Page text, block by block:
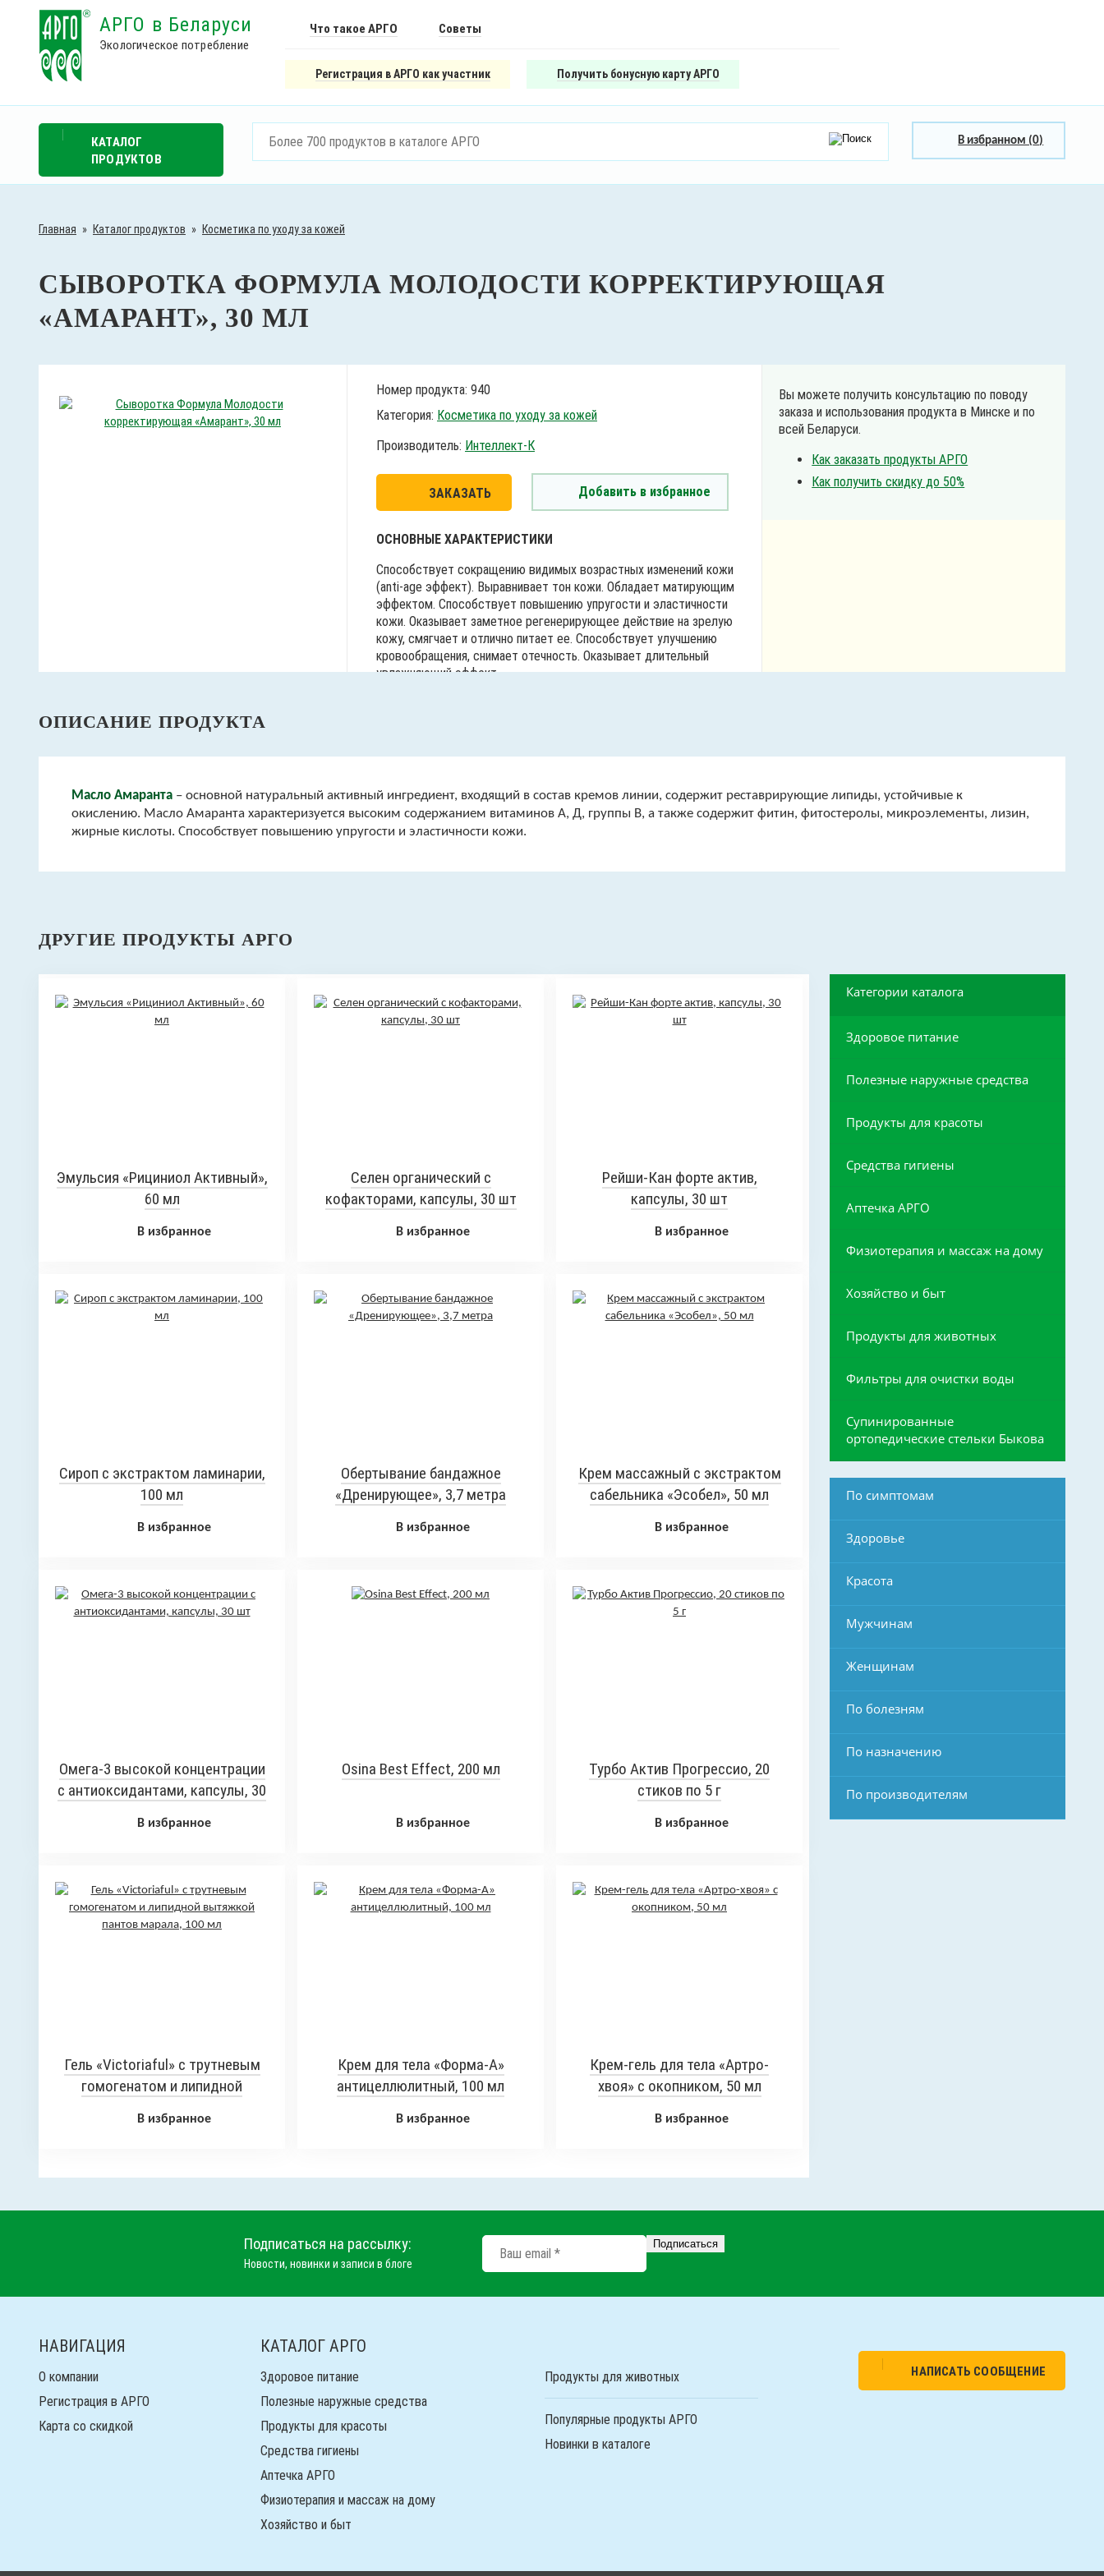
АРГО в Беларуси
Экологическое потребление
Что такое АРГО Советы
Регистрация в АРГО как участник Получить бонусную карту АРГО
КАТАЛОГ
ПРОДУКТОВ
В избранном (0)
Главная » Каталог продуктов » Косметика по уходу за кожей
СЫВОРОТКА ФОРМУЛА МОЛОДОСТИ КОРРЕКТИРУЮЩАЯ
«АМАРАНТ», 30 МЛ
Номер продукта: 940
Категория: Косметика по уходу за кожей
Производитель: Интеллект-К
ЗАКАЗАТЬ Добавить в избранное
ОСНОВНЫЕ ХАРАКТЕРИСТИКИ
Способствует сокращению видимых возрастных изменений кожи
(anti-age эффект). Выравнивает тон кожи. Обладает матирующим
эффектом. Способствует повышению упругости и эластичности
кожи. Оказывает заметное регенерирующее действие на зрелую
кожу, смягчает и отлично питает ее. Способствует улучшению
кровообращения, снимает отечность. Оказывает длительный
увлажняющий эффект.
Вы можете получить консультацию по поводу
заказа и использования продукта в Минске и по
всей Беларуси.
Как заказать продукты АРГО
Как получить скидку до 50%
ОПИСАНИЕ ПРОДУКТА
Масло Амаранта – основной натуральный активный ингредиент, входящий в состав кремов линии, содержит реставрирующие липиды, устойчивые к
окислению. Масло Амаранта характеризуется высоким содержанием витаминов А, Д, группы В, а также содержит фитин, фитостеролы, микроэлементы, лизин,
жирные кислоты. Способствует повышению упругости и эластичности кожи.
ДРУГИЕ ПРОДУКТЫ АРГО
Эмульсия «Рициниол Активный»,
60 мл
В избранное
Селен органический с
кофакторами, капсулы, 30 шт
В избранное
Рейши-Кан форте актив,
капсулы, 30 шт
В избранное
Сироп с экстрактом ламинарии,
100 мл
В избранное
Обертывание бандажное
«Дренирующее», 3,7 метра
В избранное
Крем массажный с экстрактом
сабельника «Эсобел», 50 мл
В избранное
Омега-3 высокой концентрации
с антиоксидантами, капсулы, 30
В избранное
Osina Best Effect, 200 мл
В избранное
Турбо Актив Прогрессио, 20
стиков по 5 г
В избранное
Гель «Victoriaful» с трутневым
гомогенатом и липидной
В избранное
Крем для тела «Форма-А»
антицеллюлитный, 100 мл
В избранное
Крем-гель для тела «Артро-
хвоя» с окопником, 50 мл
В избранное
Категории каталога
Здоровое питание
Полезные наружные средства
Продукты для красоты
Средства гигиены
Аптечка АРГО
Физиотерапия и массаж на дому
Хозяйство и быт
Продукты для животных
Фильтры для очистки воды
Супинированные
ортопедические стельки Быкова
По симптомам
Здоровье
Красота
Мужчинам
Женщинам
По болезням
По назначению
По производителям
Подписаться на рассылку:
Новости, новинки и записи в блоге
НАВИГАЦИЯ
О компании
Регистрация в АРГО
Карта со скидкой
КАТАЛОГ АРГО
Здоровое питание
Полезные наружные средства
Продукты для красоты
Средства гигиены
Аптечка АРГО
Физиотерапия и массаж на дому
Хозяйство и быт
Продукты для животных
Популярные продукты АРГО
Новинки в каталоге
НАПИСАТЬ СООБЩЕНИЕ